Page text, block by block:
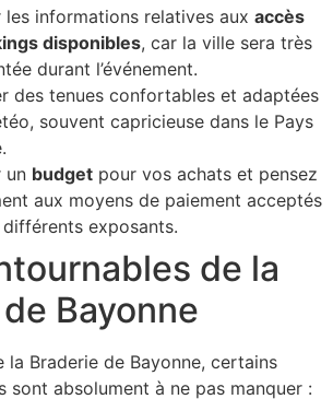
les informations relatives aux accès
disponibles, car la ville sera très
durant l’événement.
des tenues confortables et adaptées
souvent capricieuse dans le Pays
un budget pour vos achats et pensez
aux moyens de paiement acceptés
exposants.
de la
Bayonne
la Braderie de Bayonne, certains
sont absolument à ne pas manquer :